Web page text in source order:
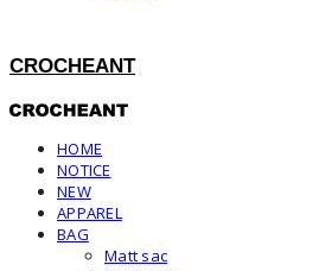
CROCHEANT
HOME
NOTICE
NEW
APPAREL
BAG
Matt sac